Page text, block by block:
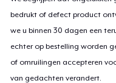
bedrukt of defect product
we u binnen 30 dagen een
echter op bestelling worden
of omruilingen accepteren
van gedachten verandert.